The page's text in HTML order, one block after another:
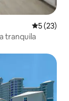
5 de uma
5 (23)
tranquila